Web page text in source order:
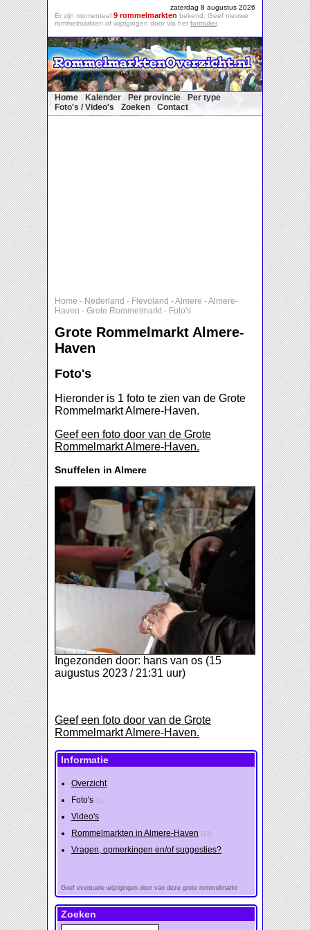
zaterdag 8 augustus 2026
Er zijn momenteel 9 rommelmarkten bekend. Geef nieuwe
rommelmarkten of wijzigingen door via het formulier.
Home Kalender Per provincie
Per type
Foto's / Video's
Zoeken Contact
Home - Nederland - Flevoland -Almere -Almere-
Haven - Grote Rommelmarkt - Foto's
Grote Rommelmarkt Almere-
Haven
Foto's
Hieronder is 1 foto te zien van de Grote
Rommelmarkt Almere-Haven.
Geef een foto door van de Grote
Rommelmarkt Almere-Haven.
Snuffelen in Almere
Ingezonden door: hans van os (15
augustus 2023 / 21:31 uur)
Geef een foto door van de Grote
Rommelmarkt Almere-Haven.
Informatie
Overzicht
Foto's (1)
Video's
Rommelmarkten in Almere-Haven (13)
Vragen, opmerkingen en/of suggesties?
Geef eventuele wijzigingen door van deze grote rommelmarkt
Zoeken